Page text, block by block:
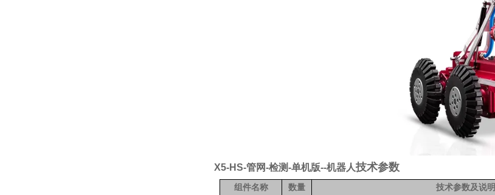
X5-HS-管网-检测-单机版--机器人技术参数
组件名称 数量 技术参数及说明